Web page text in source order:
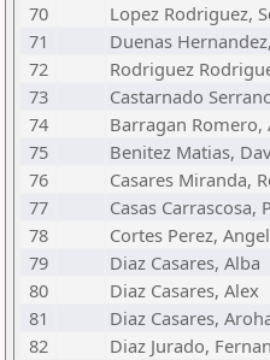
70
Lopez Rodriguez,
71
Duenas
72
Rodriguez
73
Castarnado
74
Barragan Romero,
75
Benitez Matias,
76
Casares Miranda,
77
Casas Carrascosa,
78
Cortes Perez, Angel
79
Diaz Casares, Alba
80
Diaz Casares, Alex
81
Diaz Casares,
82
Diaz Jurado,